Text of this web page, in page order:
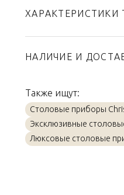
ХАРАКТЕРИСТИКИ
Коллекция
Материал
Объем / Размер
НАЛИЧИЕ И
Также ищут:
Столовые приборы
Эксклюзивные
Люксовые столовые